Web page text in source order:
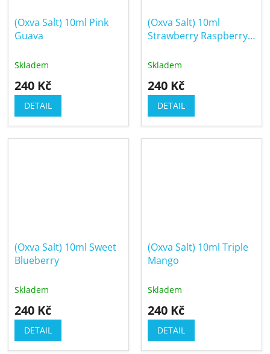
(Oxva Salt) 10ml Pink
Guava
Skladem
240 Kč
DETAIL
(Oxva Salt) 10ml
Strawberry Raspberry
Skladem
240 Kč
DETAIL
(Oxva Salt) 10ml Sweet
Blueberry
Skladem
240 Kč
DETAIL
(Oxva Salt) 10ml Triple
Mango
Skladem
240 Kč
DETAIL